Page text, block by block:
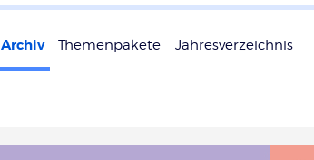
Archiv Themenpakete Jahresverzeichnis